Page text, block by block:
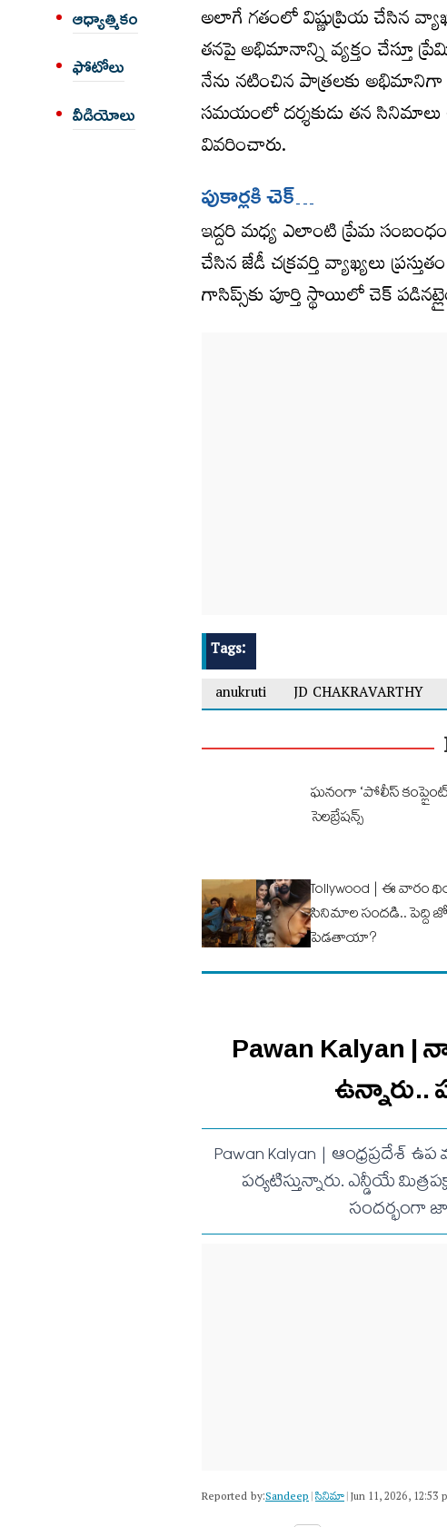
ఆధ్యాత్మికం
ఫోటోలు
వీడియోలు
అలాగే గతంలో విష్ణుప్రియ చేసిన
తనపై అభిమానాన్ని వ్యక్తం చేస్తూ
నేను నటించిన పాత్రలకు
సమయంలో దర్శకుడు తన
వివరించారు.
పుకార్ల‌కి చెక్…
ఇద్దరి మధ్య ఎలాంటి ప్రేమ
చేసిన జేడీ చ‌క్ర‌వ‌ర్తి వ్యాఖ్యలు
గాసిప్స్‌కు పూర్తి స్థాయిలో చెక్
Tags:
anukruti
JD CHAKRAVARTHY
ఘనంగా ‘పోలీస్
సెలబ్రేషన్స్
Tollywood | ఈ వారం
సినిమాల సందడి.. పెద్ది
పెడ‌తాయా?
Pawan Kalyan |
ఉన్నారు..
Pawan Kalyan | ఆంధ్రప్రదేశ్
పర్యటిస్తున్నారు. ఎన్డీయే
సందర్భంగా
Reported by:Sandeep|సినిమా|Jun 11, 2026, 12:53